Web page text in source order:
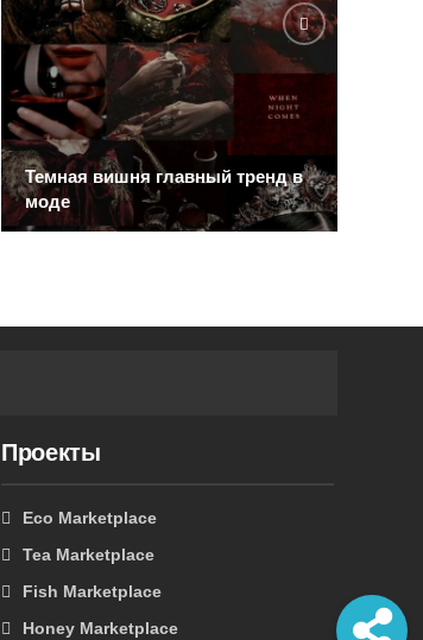
Темная вишня главный тренд в
моде
Проекты
Eco Marketplace
Tea Marketplace
Fish Marketplace
Honey Marketplace